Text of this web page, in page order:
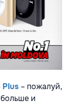
Plus – пожалуй,
и